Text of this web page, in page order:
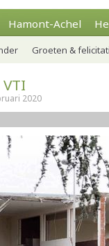
Hamont-Achel
Groeten &
2020